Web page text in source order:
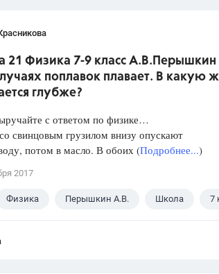
21 Физика 7-9 класс
поплавок плавает. В какую
глубже?
с ответом по физике…
свинцовым грузилом внизу опускают
потом в масло. В обоих (Подробнее...)
2017
Физика Перышкин А.В. Школа 7